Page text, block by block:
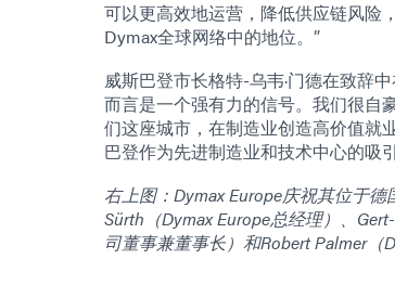
可以更高效地运营，降低供应链风险
Dymax全球网络中的地位。”
威斯巴登市长格特-乌韦·门德在致辞
而言是一个强有力的信号。我们很自
们这座城市，在制造业创造高价值就
巴登作为先进制造业和技术中心的吸
右上图：Dymax Europe庆祝其位于
Sürth（Dymax Europe总经理）、
司董事兼董事长）和Robert Palmer（